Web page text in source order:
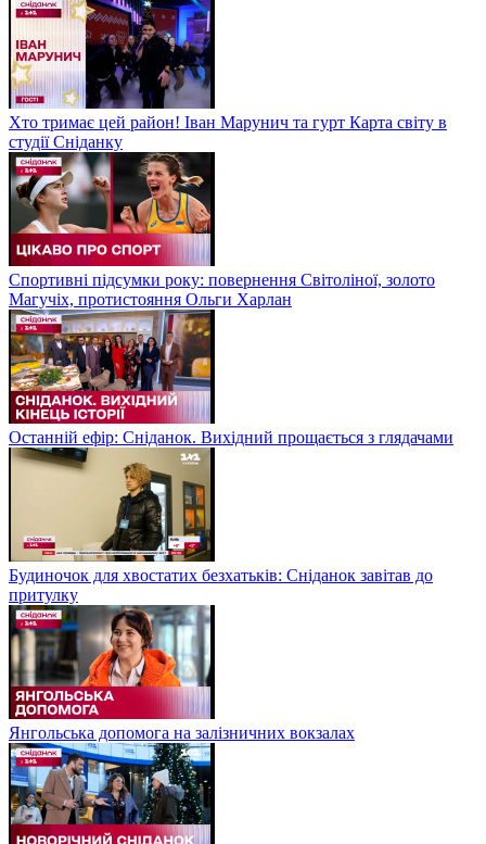
Хто тримає цей район! Іван Марунич та гурт Карта світу в
студії Сніданку
Спортивні підсумки року: повернення Світоліної, золото
Магучіх, протистояння Ольги Харлан
Останній ефір: Сніданок. Вихідний прощається з глядачами
Будиночок для хвостатих безхатьків: Сніданок завітав до
притулку
Янгольська допомога на залізничних вокзалах